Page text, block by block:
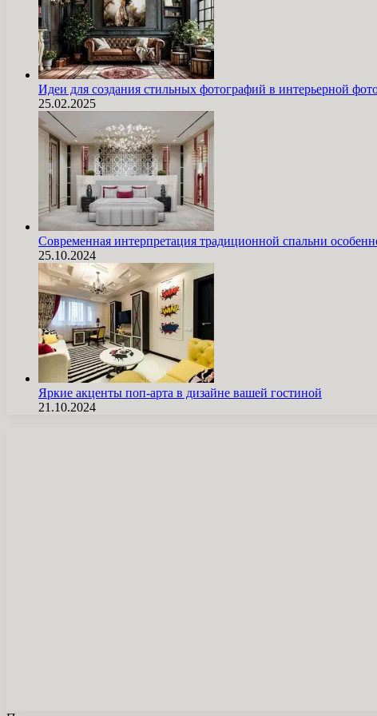
Идеи для создания стильных фотографий в интерьерной
25.02.2025
Современная интерпретация традиционной спальни
25.10.2024
Яркие акценты поп-арта в дизайне вашей гостиной
21.10.2024